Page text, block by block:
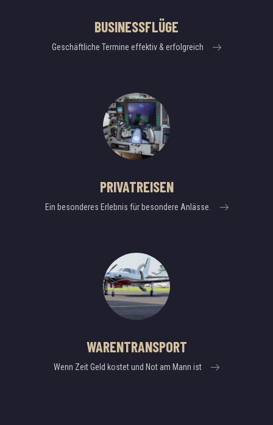
ERFAHREN SIE MEHR
BUSINESSFLÜGE
Geschäftliche Termine effektiv & erfolgreich
PRIVATREISEN
Ein besonderes Erlebnis für besondere Anlässe.
WARENTRANSPORT
Wenn Zeit Geld kostet und Not am Mann ist